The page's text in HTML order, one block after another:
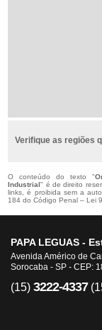
Verifique as regiões
O conteúdo do texto "
Industrial" é de direito
links, é proibida sem a
184 do Código Penal –Lei
PAPA LEGUAS -
Avenida Américo de
Sorocaba - SP - CEP:
(15) 3222-4337